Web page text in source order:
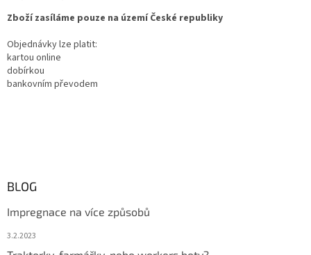
Zboží zasíláme pouze na území České republiky
Objednávky lze platit:
kartou online
dobírkou
bankovním převodem
BLOG
Impregnace na více způsobů
3.2.2023